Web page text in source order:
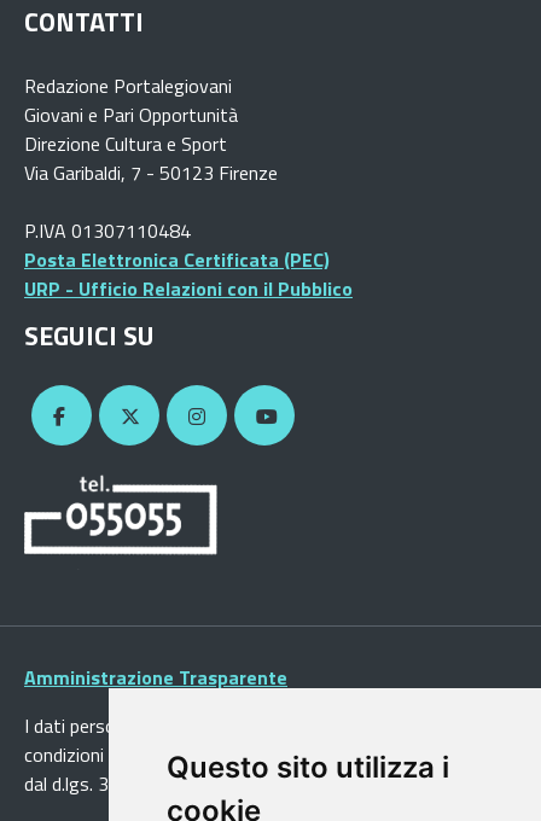
Questo sito utilizza i
cookie
CONTATTI
Redazione Portalegiovani
Giovani e Pari Opportunità
Direzione Cultura e Sport
Via Garibaldi, 7 - 50123 Firenze
P.IVA 01307110484
Posta Elettronica Certificata (PEC)
URP - Ufficio Relazioni con il Pubblico
SEGUICI SU
Amministrazione Trasparente
I dati personali pubblicati sono riutilizzabili solo alle
condizioni previste dalla direttiva comunitaria 2003/98/CE e
dal d.lgs. 36/2006